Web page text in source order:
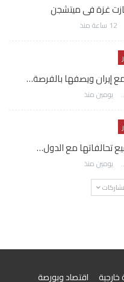
غزة فى ميتشجن
12 ساعة منذ
إيران ويصفها بالفرصة…
يومين منذ
تحالفاتها مع الدول…
يومين منذ
اقتصاد وبورصة